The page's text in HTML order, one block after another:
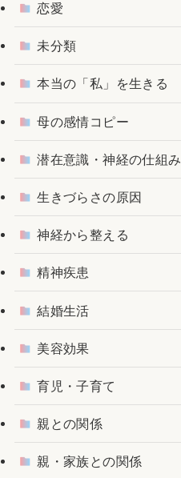
恋愛
未分類
本当の「私」を生きる
母の感情コピー
潜在意識・神経の仕組み
生きづらさの原因
神経から整える
精神疾患
結婚生活
美容効果
育児・子育て
親との関係
親・家族との関係